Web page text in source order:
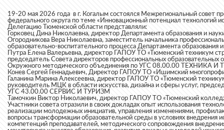
19-20 мая 2026 года в г. Когалым состоялся Межрегиональный совет
федерального округа по теме «Инновационный потенциал технологий
Делегацию Тюменской области представляли:
Горковец Дина Николаевна, директор Департамента образования и
Огородникова Вера Николаевна, заместитель начальника
образовательно-воспитательного процесса Департамента образования
Путра Елена Валерьевна, директор ГАПОУ ТО «Тюменский техникум
председатель Совета директоров профессиональных образовательных
Окружного методического объединения по УГС 08.00.00
Конев Сергей Геннадьевич, Директор ГАПОУ ТО «Ишимский
Галанина Марина Алексеевна, директор ГАПОУ ТО «Тюменский
руководитель МЦК в области искусства, дизайна и сферы услуг,
УГС 43.00.00 СЕРВИС И ТУРИЗМ
Тамочкин Виктор Николаевич, директор ГАПОУ ТО «Тюменский
Участники совета отразили в своих докладах опыт использования
реализации молодежных инициатив, управления изменениями,
вопросы трансформации образовательной среды в условиях внедрения
компетенций преподавателей, методического сопровождения